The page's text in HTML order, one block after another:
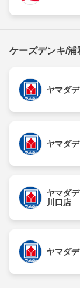
ケーズデンキ/
ヤマダ
ヤマダ
ヤマダ
川口店
ヤマダ